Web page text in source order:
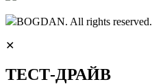
BOGDAN. All rights reserved.
✕
ТЕСТ-ДРАЙВ